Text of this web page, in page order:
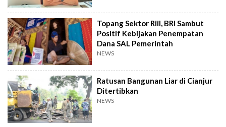
Topang Sektor Riil, BRI Sambut
Positif Kebijakan Penempatan
Dana SAL Pemerintah
NEWS
Ratusan Bangunan Liar di Cianjur
Ditertibkan
NEWS